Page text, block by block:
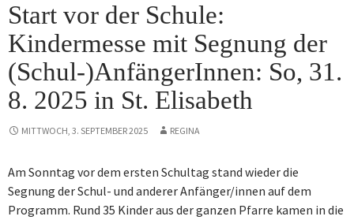
Start vor der Schule:
Kindermesse mit Segnung der
(Schul-)AnfängerInnen: So, 31.
8. 2025 in St. Elisabeth
MITTWOCH, 3. SEPTEMBER 2025 REGINA
Am Sonntag vor dem ersten Schultag stand wieder die
Segnung der Schul- und anderer Anfänger/innen auf dem
Programm. Rund 35 Kinder aus der ganzen Pfarre kamen in die